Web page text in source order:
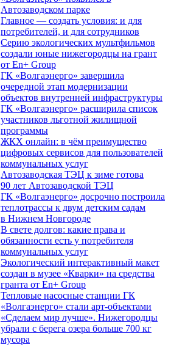
Автозаводском парке
Главное — создать условия: и для
потребителей, и для сотрудников
Серию экологических мультфильмов
создали юные нижегородцы на грант
от En+ Group
ГК «Волгаэнерго» завершила
очередной этап модернизации
объектов внутренней инфраструктуры
ГК «Волгаэнерго» расширила список
участников льготной жилищной
программы
ЖКХ онлайн: в чём преимущество
цифровых сервисов для пользователей
коммунальных услуг
Автозаводская ТЭЦ к зиме готова
90 лет Автозаводской ТЭЦ
ГК «Волгаэнерго» досрочно построила
теплотрассы к двум детским садам
в Нижнем Новгороде
В свете долгов: какие права и
обязанности есть у потребителя
коммунальных услуг
Экологический интерактивный макет
создан в музее «Кварки» на средства
гранта от En+ Group
Тепловые насосные станции ГК
«Волгаэнерго» стали арт-объектами
«Сделаем мир лучше». Нижегородцы
убрали с берега озера больше 700 кг
мусора